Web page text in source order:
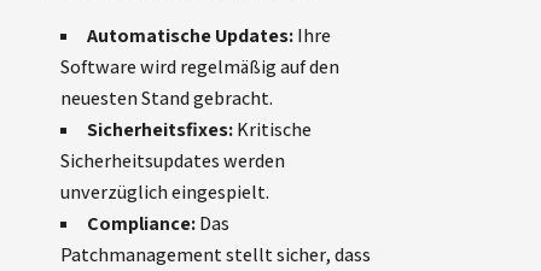
Automatische Updates:Ihre
Software wird regelmäßig auf den
neuesten Stand gebracht.
Sicherheitsfixes:Kritische
Sicherheitsupdates werden
unverzüglich eingespielt.
Compliance:Das
Patchmanagement stellt sicher, dass